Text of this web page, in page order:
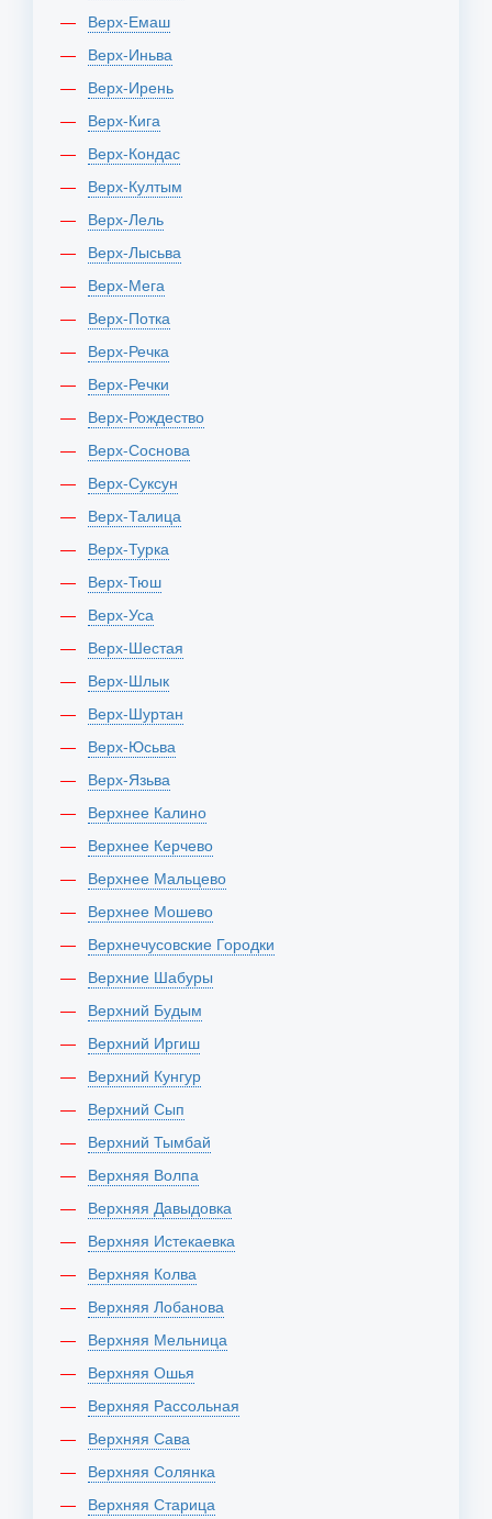
Верх-Емаш
Верх-Иньва
Верх-Ирень
Верх-Кига
Верх-Кондас
Верх-Култым
Верх-Лель
Верх-Лысьва
Верх-Мега
Верх-Потка
Верх-Речка
Верх-Речки
Верх-Рождество
Верх-Соснова
Верх-Суксун
Верх-Талица
Верх-Турка
Верх-Тюш
Верх-Уса
Верх-Шестая
Верх-Шлык
Верх-Шуртан
Верх-Юсьва
Верх-Язьва
Верхнее Калино
Верхнее Керчево
Верхнее Мальцево
Верхнее Мошево
Верхнечусовские Городки
Верхние Шабуры
Верхний Будым
Верхний Иргиш
Верхний Кунгур
Верхний Сып
Верхний Тымбай
Верхняя Волпа
Верхняя Давыдовка
Верхняя Истекаевка
Верхняя Колва
Верхняя Лобанова
Верхняя Мельница
Верхняя Ошья
Верхняя Рассольная
Верхняя Сава
Верхняя Солянка
Верхняя Старица